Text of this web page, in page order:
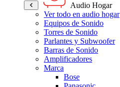
Audio Hogar
Ver todo en audio hogar
Equipos de Sonido
Torres de Sonido
Parlantes y Subwoofer
Barras de Sonido
Amplificadores
Marca
Bose